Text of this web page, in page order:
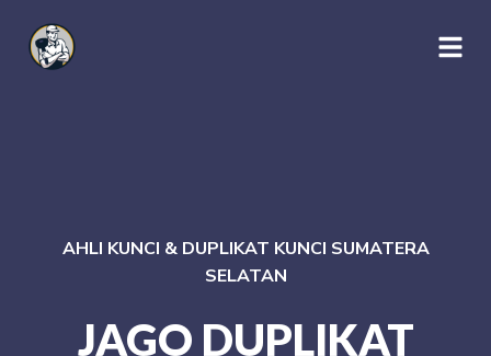
AHLI KUNCI & DUPLIKAT KUNCI SUMATERA
SELATAN
JAGO DUPLIKAT